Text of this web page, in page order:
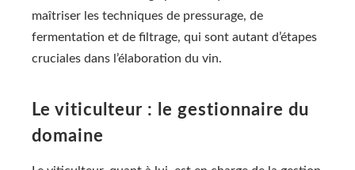
maîtriser les techniques de pressurage, de
fermentation et de filtrage, qui sont autant d’étapes
cruciales dans l’élaboration du vin.
Le viticulteur : le gestionnaire du
domaine